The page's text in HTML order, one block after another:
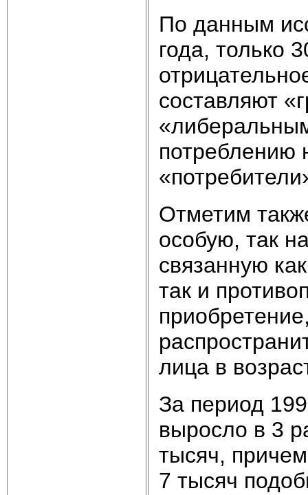
По данным
года, только
составляют
потреблению
Отметим
особую, так
связанную
так и
лица в
За период
выросло в 3
тысяч,
7 тысяч